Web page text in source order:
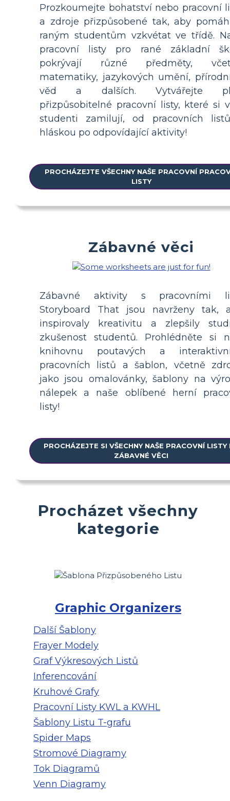
Prozkoumejte bohatství nebo pracovní
a zdroje přizpůsobené tak, aby
raným studentům vzkvétat ve třídě.
pracovní listy pro rané základní
pokrývají různé předměty,
matematiky, jazykových umění,
věd a dalších. Vytvářejte
přizpůsobitelné pracovní listy, které si
studenti zamilují, od pracovních
hláskou po odpovídající aktivity!
PROCHÁZEJTE VŠECHNY NAŠE PRACOVNÍ
LISTY
Zábavné věci
Zábavné aktivity s pracovními
Storyboard That jsou navrženy tak,
inspirovaly kreativitu a zlepšily
zkušenost studentů. Prohlédněte si
knihovnu poutavých a
pracovních listů a šablon, včetně
jako jsou omalovánky, šablony na
nálepek a naše oblíbené herní
listy!
PROCHÁZEJTE SI VŠECHNY NAŠE PRACOVNÍ LISTY
ZÁBAVNÉ VĚCI
Procházet všechny
kategorie
Graphic Organizers
Další Šablony
Frayer Modely
Graf Výkresových Listů
Inferencování
Kruhové Grafy
Pracovní Listy KWL a KWHL
Šablony Listu T-grafu
Spider Maps
Stromové Diagramy
Tok Diagramů
Venn Diagramy